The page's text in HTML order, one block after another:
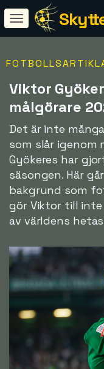
Viktor
målgörare
Det är inte
som slår igenom
Gyökeres har
säsongen. Här
bakgrund som
gör Viktor till inte
av världens